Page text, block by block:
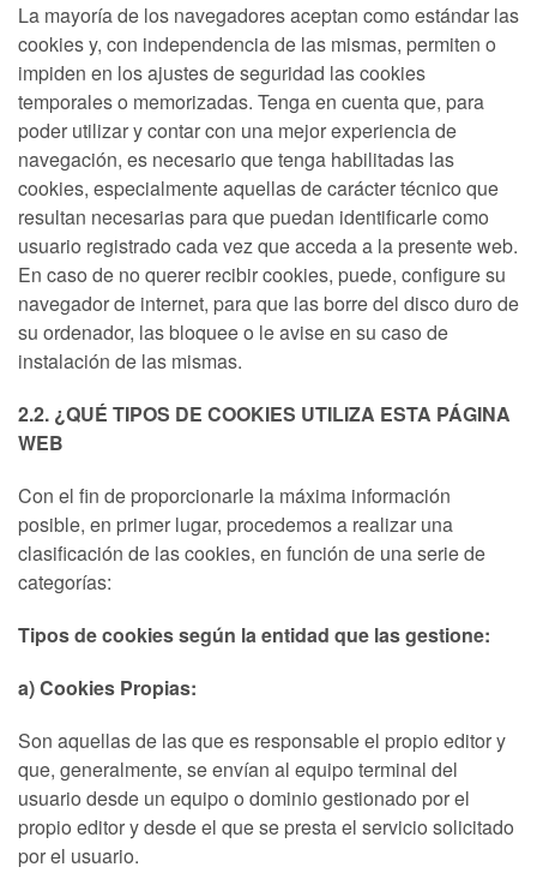
La mayoría de los navegadores aceptan como estándar las
cookies y, con independencia de las mismas, permiten o
impiden en los ajustes de seguridad las cookies
temporales o memorizadas. Tenga en cuenta que, para
poder utilizar y contar con una mejor experiencia de
navegación, es necesario que tenga habilitadas las
cookies, especialmente aquellas de carácter técnico que
resultan necesarias para que puedan identificarle como
usuario registrado cada vez que acceda a la presente web.
En caso de no querer recibir cookies, puede, configure su
navegador de internet, para que las borre del disco duro de
su ordenador, las bloquee o le avise en su caso de
instalación de las mismas.
2.2. ¿QUÉ TIPOS DE COOKIES UTILIZA ESTA PÁGINA
WEB
Con el fin de proporcionarle la máxima información
posible, en primer lugar, procedemos a realizar una
clasificación de las cookies, en función de una serie de
categorías:
Tipos de cookies según la entidad que las gestione:
a) Cookies Propias:
Son aquellas de las que es responsable el propio editor y
que, generalmente, se envían al equipo terminal del
usuario desde un equipo o dominio gestionado por el
propio editor y desde el que se presta el servicio solicitado
por el usuario.